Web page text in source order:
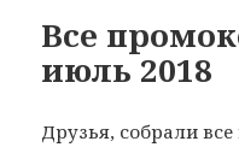
Все
июль 2018
Друзья, собрали